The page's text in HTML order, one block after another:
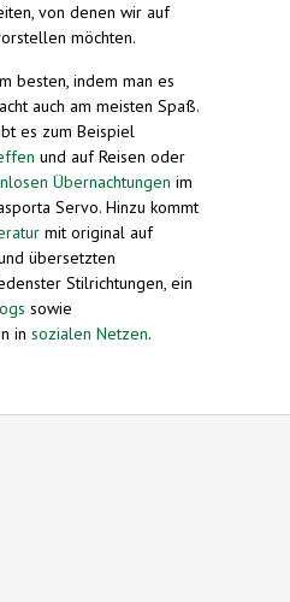
von denen wir auf
möchten.
besten, indem man es
auch am meisten Spaß.
es zum Beispiel
und auf Reisen oder
Übernachtungen im
Servo. Hinzu kommt
mit original auf
übersetzten
Stilrichtungen, ein
sowie
in sozialen Netzen.